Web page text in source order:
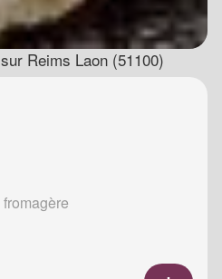
Reims Laon (51100)